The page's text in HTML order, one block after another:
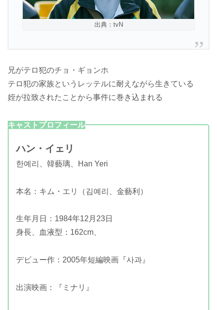
出典：tvN
兄がテロ犯のチョ・ギョンホ
テロ犯の家族というレッテルに耐えながら生きている
姪が拉致されたことから事件に巻き込まれる
キャストプロフィール
ハン・イェリ
한예리、韓藝璃、Han Yeri
本名：キム・エリ（김예리、金藝利）
生年月日：1984年12月23日
身長、血液型：162cm、
デビュー作：2005年短編映画『사과』
出演映画：『ミナリ』